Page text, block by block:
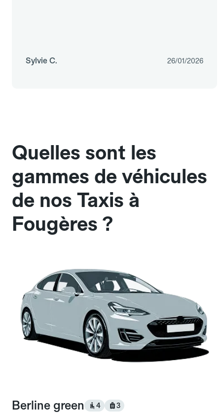
Sylvie C. 26/01/2026
Quelles sont les
gammes de véhicules
de nos Taxis à
Fougères ?
Berline green 4 3